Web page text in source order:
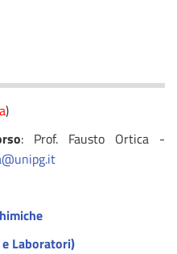
)
: Prof. Fausto Ortica -
Laboratori)